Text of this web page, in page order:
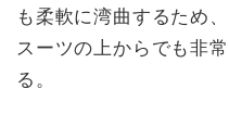
も柔軟に湾曲するため
スーツの上からでも非
る。